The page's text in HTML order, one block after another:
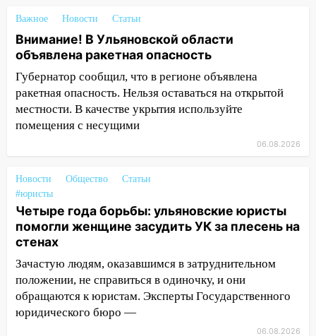
07:18 В Ульяновск идет
тридцатиградусная жара: какая будет
погода в четверг
06:00 Четыре года борьбы: ульяновские
юристы помогли женщине засудить УК
за плесень на стенах
прочность
05.08.2026
22:58 Соцсети: на проспекте Тюленева
ДТП с мотоциклистом
20:22 Мошенники обманули 92-летнюю
жительницу Ульяновской области
19:14
Житель Ульяновской области
подвез троих незнакомцев на трассе и
Важное Новости Статьи
Внимание! В Ульяновской области
объявлена ракетная опасность
Губернатор сообщил, что в регионе объявлена
ракетная опасность. Нельзя оставаться на открытой
местности. В качестве укрытия используйте
помещения с несущими
06.08.2026
Новости Общество
Статьи
#юристы
Четыре года борьбы: ульяновские юристы
помогли женщине засудить УК за плесень на
стенах
Зачастую людям, оказавшимся в затруднительном
положении, не справиться в одиночку, и они
обращаются к юристам. Эксперты Государственного
юридического бюро —
06.08.2026